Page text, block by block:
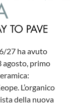
27 ha avuto
agosto, primo
L’organico
della nuova